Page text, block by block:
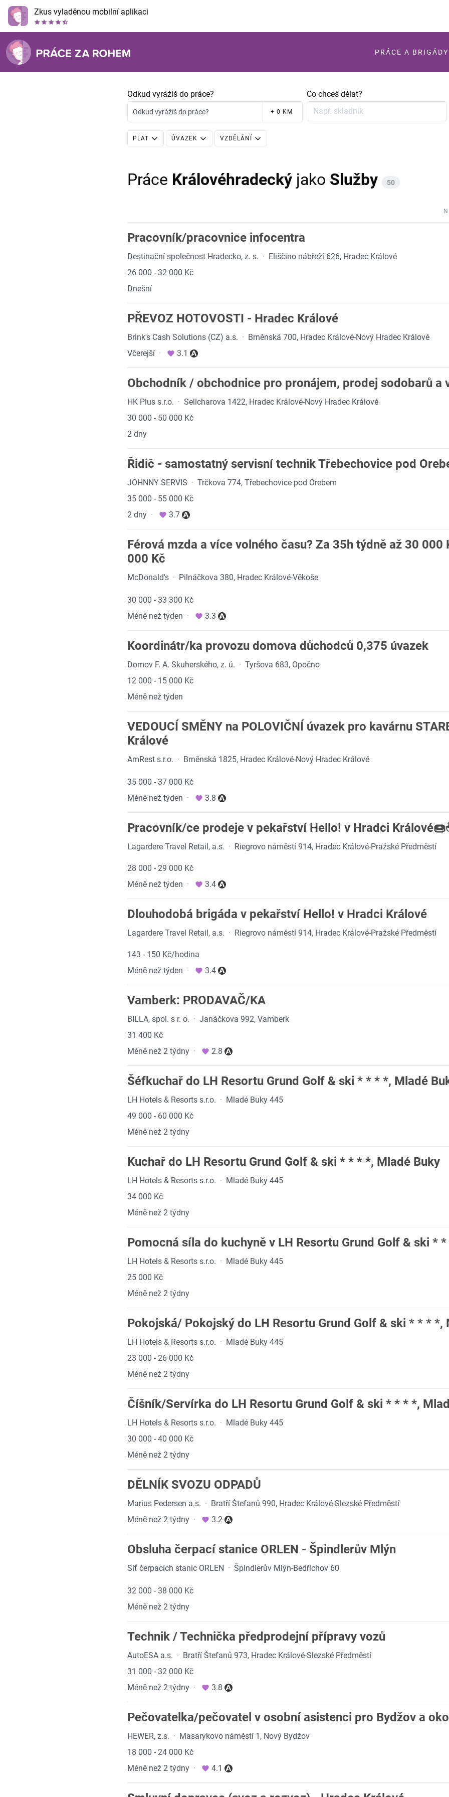
Zkus vyladěnou mobilní aplikaci
PRÁCE A BRIGÁDY
Odkud vyrážíš do práce?
Odkud vyrážíš do práce? + 0 KM
Co chceš dělat?
PLAT ÚVAZEK VZDĚLÁNÍ
Práce Královéhradecký jako Služby 50
Pracovník/pracovnice infocentra
Destinační společnost Hradecko, z. s. · Eliščino nábřeží 626, Hradec Králové
26 000 - 32 000 Kč
Dnešní
PŘEVOZ HOTOVOSTI - Hradec Králové
Brink's Cash Solutions (CZ) a.s. · Brněnská 700, Hradec Králové-Nový Hradec Králové
Včerejší · 3.1
Obchodník / obchodnice pro pronájem, prodej sodobarů a
HK Plus s.r.o. · Selicharova 1422, Hradec Králové-Nový Hradec Králové
30 000 - 50 000 Kč
2 dny
Řidič - samostatný servisní technik Třebechovice pod
JOHNNY SERVIS · Trčkova 774, Třebechovice pod Orebem
35 000 - 55 000 Kč
2 dny · 3.7
Férová mzda a více volného času? Za 35h týdně až 30 000
000 Kč
McDonald's · Pilnáčkova 380, Hradec Králové-Věkoše
30 000 - 33 300 Kč
Méně než týden · 3.3
Koordinátr/ka provozu domova důchodců 0,375 úvazek
Domov F. A. Skuherského, z. ú. · Tyršova 683, Opočno
12 000 - 15 000 Kč
Méně než týden
VEDOUCÍ SMĚNY na POLOVIČNÍ úvazek pro kavárnu
Králové
AmRest s.r.o. · Brněnská 1825, Hradec Králové-Nový Hradec Králové
35 000 - 37 000 Kč
Méně než týden · 3.8
Pracovník/ce prodeje v pekařství Hello! v Hradci
Lagardere Travel Retail, a.s. · Riegrovo náměstí 914, Hradec Králové-Pražské Předměstí
28 000 - 29 000 Kč
Méně než týden · 3.4
Dlouhodobá brigáda v pekařství Hello! v Hradci Králové
Lagardere Travel Retail, a.s. · Riegrovo náměstí 914, Hradec Králové-Pražské Předměstí
143 - 150 Kč/hodina
Méně než týden · 3.4
Vamberk: PRODAVAČ/KA
BILLA, spol. s r. o. · Janáčkova 992, Vamberk
31 400 Kč
Méně než 2 týdny · 2.8
Šéfkuchař do LH Resortu Grund Golf & ski * * * *, Mladé
LH Hotels & Resorts s.r.o. · Mladé Buky 445
49 000 - 60 000 Kč
Méně než 2 týdny
Kuchař do LH Resortu Grund Golf & ski * * * *, Mladé Buky
LH Hotels & Resorts s.r.o. · Mladé Buky 445
34 000 Kč
Méně než 2 týdny
Pomocná síla do kuchyně v LH Resortu Grund Golf & ski *
LH Hotels & Resorts s.r.o. · Mladé Buky 445
25 000 Kč
Méně než 2 týdny
Pokojská/ Pokojský do LH Resortu Grund Golf & ski * * * *,
LH Hotels & Resorts s.r.o. · Mladé Buky 445
23 000 - 26 000 Kč
Méně než 2 týdny
Číšník/Servírka do LH Resortu Grund Golf & ski * * * *,
LH Hotels & Resorts s.r.o. · Mladé Buky 445
30 000 - 40 000 Kč
Méně než 2 týdny
DĚLNÍK SVOZU ODPADŮ
Marius Pedersen a.s. · Bratří Štefanů 990, Hradec Králové-Slezské Předměstí
Méně než 2 týdny · 3.2
Obsluha čerpací stanice ORLEN - Špindlerův Mlýn
Síť čerpacích stanic ORLEN · Špindlerův Mlýn-Bedřichov 60
32 000 - 38 000 Kč
Méně než 2 týdny
Technik / Technička předprodejní přípravy vozů
AutoESA a.s. · Bratří Štefanů 973, Hradec Králové-Slezské Předměstí
31 000 - 32 000 Kč
Méně než 2 týdny · 3.8
Pečovatelka/pečovatel v osobní asistenci pro Bydžov a
HEWER, z.s. · Masarykovo náměstí 1, Nový Bydžov
18 000 - 24 000 Kč
Méně než 2 týdny · 4.1